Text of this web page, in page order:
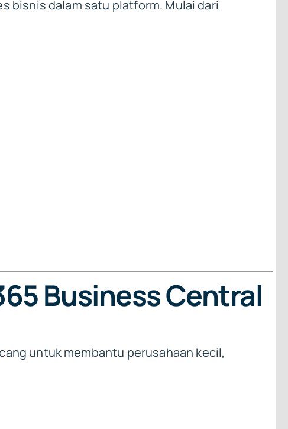
bisnis dalam satu platform. Mulai dari
Business Central
untuk membantu perusahaan kecil,